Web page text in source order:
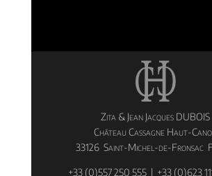
Zita & Jean Jacques DUBOIS
Château Cassagne Haut-
33126 Saint-Michel-de-Fronsac
+33 (0)557 250 555 | +33 (0)623